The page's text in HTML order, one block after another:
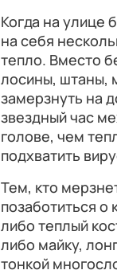
Когда на улице
на себя
тепло. Вместо
лосины, штаны,
замерзнуть на
звездный час
голове, чем
подхватить
Тем, кто
позаботиться
либо теплый
либо майку,
тонкой